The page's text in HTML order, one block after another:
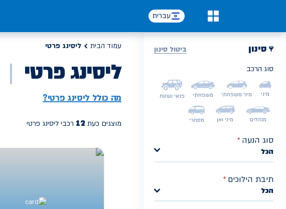
עברית
סינון ביטול סינון
סוג הרכב
מיני מיני משפחתי משפחתי פנאי ושטח
מנהלים מיני ואן מסחרי
סוג הנעה *
הכל
תיבת הילוכים *
הכל
עמוד הבית ליסינג פרטי
ליסינג פרטי
מה כולל ליסינג פרטי?
מוצגים כעת רכבי ליסינג פרטי